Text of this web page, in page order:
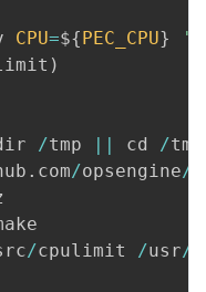
CPU=${PEC_CPU}
)
/tmp || cd /tmp
. com/opsengine/
/cpulimit /usr/